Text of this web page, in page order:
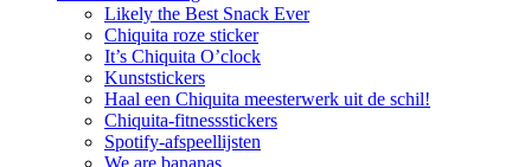
Likely the Best Snack Ever
Chiquita roze sticker
It’s Chiquita O’clock
Kunststickers
Haal een Chiquita meesterwerk uit de schil!
Chiquita-fitnessstickers
Spotify-afspeellijsten
We are bananas